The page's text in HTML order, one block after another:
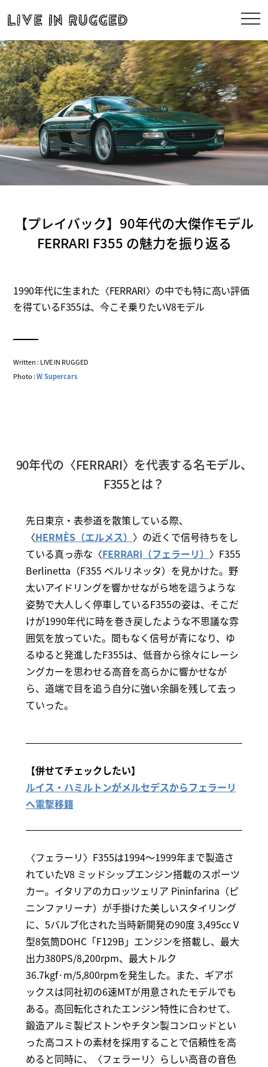
【プレイバック】90年代の大傑作モデル
FERRARI F355 の魅力を振り返る
1990年代に生まれた〈FERRARI〉の中でも特に高い評価
を得ているF355は、今こそ乗りたいV8モデル
Written : LIVE IN RUGGED
Photo :W Supercars
90年代の〈FERRARI〉を代表する名モデル、
F355とは？
先日東京・表参道を散策している際、
〈HERMÈS（エルメス） 〉の近くで信号待ちをし
ている真っ赤な〈FERRARI（フェラーリ） 〉F355
Berlinetta（F355 ベルリネッタ）を見かけた。野
太いアイドリングを響かせながら地を這うような
姿勢で大人しく停車しているF355の姿は、そこだ
けが1990年代に時を巻き戻したような不思議な雰
囲気を放っていた。間もなく信号が青になり、ゆ
るゆると発進したF355は、低音から徐々にレーシ
ングカーを思わせる高音を高らかに響かせなが
ら、道端で目を追う自分に強い余韻を残して去っ
ていった。
【併せてチェックしたい】
ルイス・ハミルトンがメルセデスからフェラーリ
へ電撃移籍
〈フェラーリ〉F355は1994～1999年まで製造さ
れていたV8 ミッドシップエンジン搭載のスポーツ
カー。イタリアのカロッツェリア Pininfarina（ピ
ニンファリーナ）が手掛けた美しいスタイリング
に、5バルブ化された当時新開発の90度 3,495cc V
型8気筒DOHC「F129B」エンジンを搭載し、最大
出力380PS/8,200rpm、最大トルク
36.7kgf·m/5,800rpmを発生した。また、ギアボ
ックスは同社初の6速MTが用意されたモデルでも
ある。高回転化されたエンジン特性に合わせて、
鍛造アルミ製ピストンやチタン製コンロッドとい
った高コストの素材を採用することで信頼性を高
めると同時に、〈フェラーリ〉らしい高音の音色